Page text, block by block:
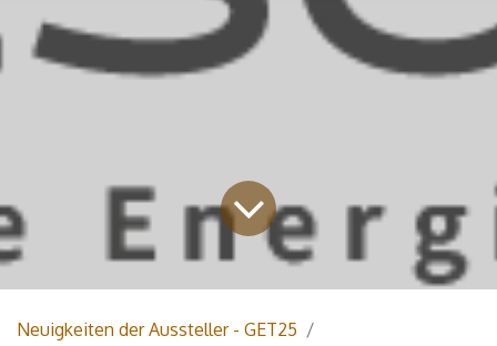
Neuigkeiten der Aussteller - GET25